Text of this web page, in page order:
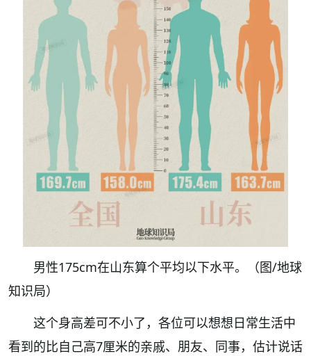
男性175cm在山东算个平均以下水平。
（图/地球
知识局）
这个身高差可不小了，各位可以想想日常生活中
看到的比自己高7厘米的亲戚、朋友、同事，估计说话